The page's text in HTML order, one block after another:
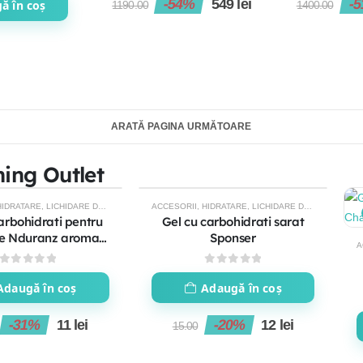
în coș 1190.00 -54% 549 lei 1400.00 -
ARATĂ PAGINA URMĂTOARE
Outlet
LICHIDARE DE STOC
pentru
Nduranz aroma
lamaie
out of 5
în coș
-31% 11 lei
ACCESORII HIDRATARE LICHIDARE DE STOC
Gel cu carbohidrati sarat
Sponser
0out of 5
Adaugă în coș
15.00 -20% 12 lei